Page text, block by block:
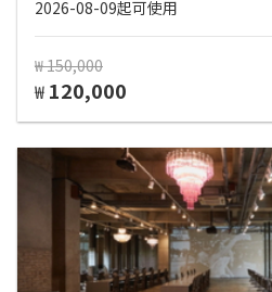
2026-08-09起可使用
₩ 150,000
₩ 120,000